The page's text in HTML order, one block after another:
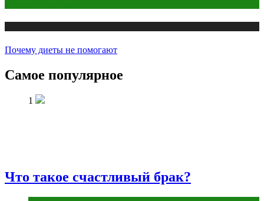
Почему диеты не помогают
Самое популярное
1
Что такое счастливый брак?